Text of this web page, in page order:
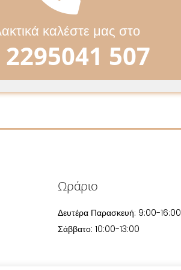
καλέστε μας στο
2295041 507
Ωράριο
Δευτέρα Παρασκευή: 9:00-16:00
Σάββατο: 10:00-13:00